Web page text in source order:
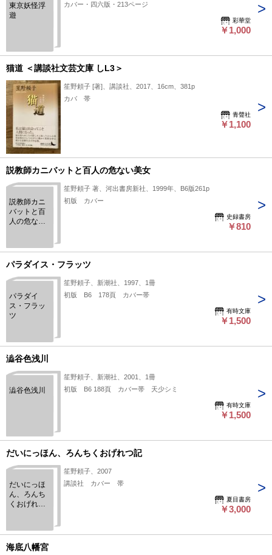
東京妖怪浮
遊
カバー・四六版・213ページ
彩華堂
￥1,000
猫道 ＜講談社文芸文庫 しL3＞
笙野頼子 [著]、講談社、2017、16cm、381p
カバ 帯
青聲社
￥1,100
説教師カニバットと百人の危ない美女
説教師カニ
バットと百
人の危ない
笙野頼子 著、河出書房新社、1999年、B6版261p
初版 カバー
史録書房
￥810
パラダイス・フラッツ
パラダイ
ス・フラッ
ツ
笙野頼子、新潮社、1997、1冊
初版 B6 178頁 カバー帯
有時文庫
￥1,500
澁谷色浅川
澁谷色浅川
笙野頼子、新潮社、2001、1冊
初版 B6 188頁 カバー帯 天少シミ
有時文庫
￥1,500
だいにっほん、ろんちくおげれつ記
だいにっほ
ん、ろんち
くおげれつ
笙野頼子、2007
講談社 カバー 帯
夏目書房
￥3,000
海底八幡宮